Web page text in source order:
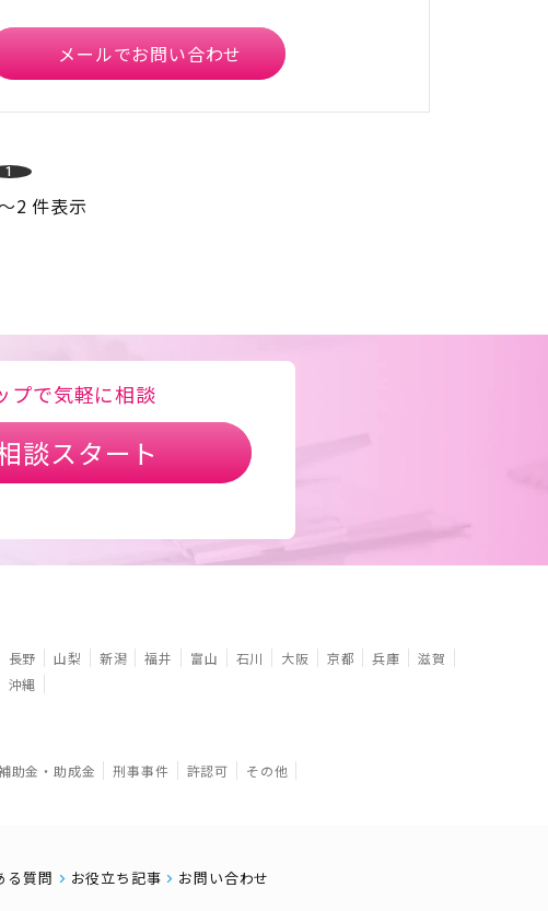
メールでお問い合わせ
1
2 件表示
プで気軽に相談
談スタート
長野 山梨 新潟 福井 富山 石川 大阪 京都 兵庫
滋賀
沖縄
助金・助成金 刑事事件 許認可 その他
る質問 お役立ち記事 お問い合わせ